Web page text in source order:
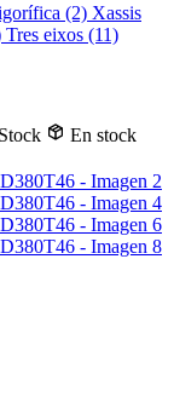
(2) Xassis
Tres eixos (11)
Stock
En stock